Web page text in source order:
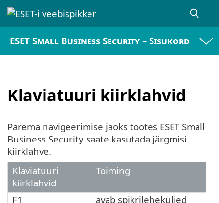
ESET Small Business Security – Sisukord
Klaviatuuri kiirklahvid
Parema navigeerimise jaoks tootes ESET Small
Business Security saate kasutada järgmisi
kiirklahve.
Klaviatuuri
kiirklahvid
Toiming
F1
avab spikrileheküljed